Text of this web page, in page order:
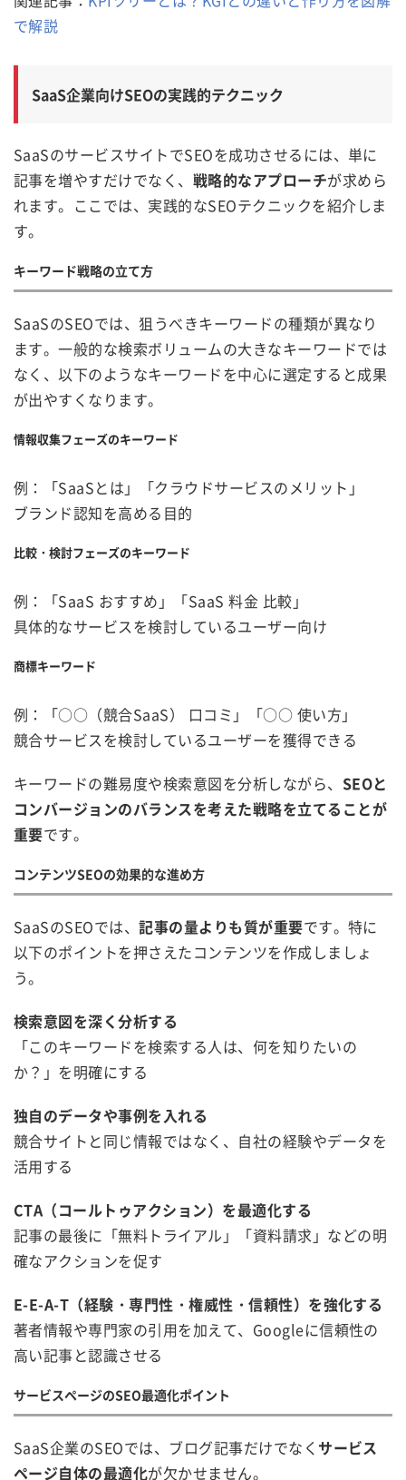
で解説
SaaS企業向けSEOの実践的テクニック
SaaSのサービスサイトでSEOを成功させるには、単に
記事を増やすだけでなく、 戦略的なアプローチが求めら
れます。ここでは、実践的なSEOテクニックを紹介しま
す。
キーワード戦略の立て方
SaaSのSEOでは、狙うべきキーワードの種類が異なり
ます。一般的な検索ボリュームの大きなキーワードでは
なく、以下のようなキーワードを中心に選定すると成果
が出やすくなります。
情報収集フェーズのキーワード
例：「SaaSとは」「クラウドサービスのメリット」
ブランド認知を高める目的
比較・検討フェーズのキーワード
例：「SaaS おすすめ」「SaaS 料金 比較」
具体的なサービスを検討しているユーザー向け
商標キーワード
例：「○○（競合SaaS） 口コミ」「○○ 使い方」
競合サービスを検討しているユーザーを獲得できる
キーワードの難易度や検索意図を分析しながら、 SEOと
コンバージョンのバランスを考えた戦略を立てることが
重要です。
コンテンツSEOの効果的な進め方
SaaSのSEOでは、記事の量よりも質が重要です。特に
以下のポイントを押さえたコンテンツを作成しましょ
う。
検索意図を深く分析する
「このキーワードを検索する人は、何を知りたいの
か？」を明確にする
独自のデータや事例を入れる
競合サイトと同じ情報ではなく、自社の経験やデータを
活用する
CTA（コールトゥアクション）を最適化する
記事の最後に「無料トライアル」「資料請求」などの明
確なアクションを促す
E-E-A-T（経験・専門性・権威性・信頼性）を強化する
著者情報や専門家の引用を加えて、Googleに信頼性の
高い記事と認識させる
サービスページのSEO最適化ポイント
SaaS企業のSEOでは、ブログ記事だけでなく サービス
ページ自体の最適化が欠かせません。